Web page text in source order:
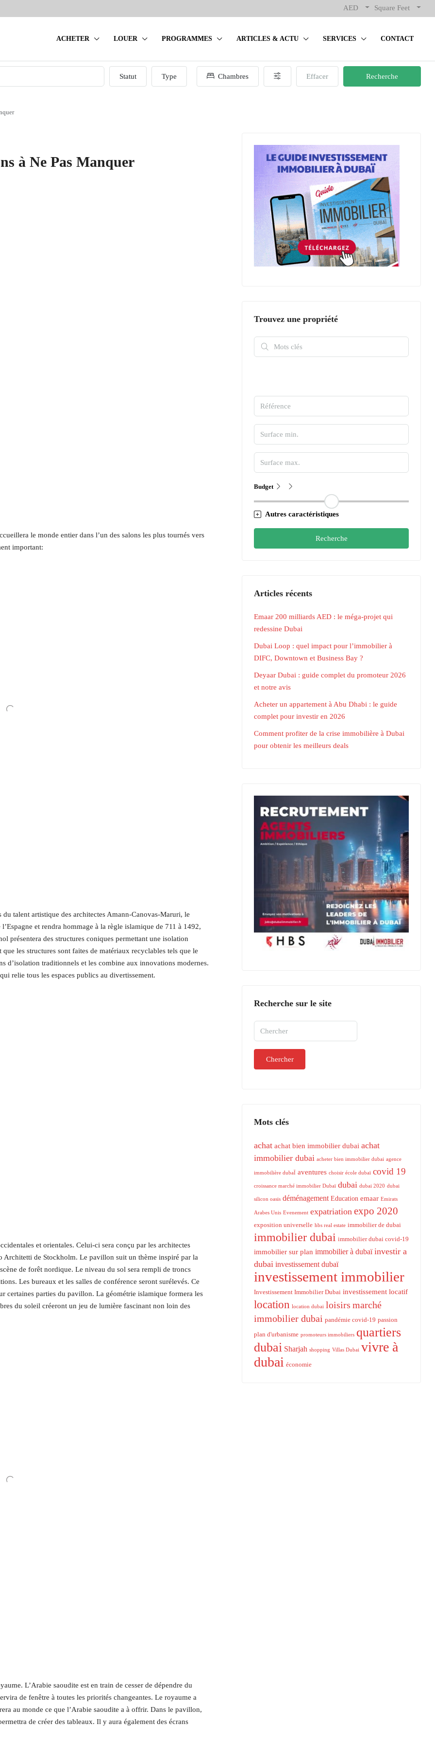
AED Square Feet
ACHETER LOUER PROGRAMMES ARTICLES & ACTU SERVICES CONTACT
Statut Type Chambres Effacer Recherche
à Ne Pas Manquer
le monde entier dans l’un des salons les plus tournés vers
important:
talent artistique des architectes Amann-Canovas-Maruri, le
et rendra hommage à la règle islamique de 711 à 1492,
présentera des structures coniques permettant une isolation
les structures sont faites de matériaux recyclables tels que le
d’isolation traditionnels et les combine aux innovations modernes.
relie tous les espaces publics au divertissement.
et orientales. Celui-ci sera conçu par les architectes
de Stockholm. Le pavillon suit un thème inspiré par la
de forêt nordique. Le niveau du sol sera rempli de troncs
Les bureaux et les salles de conférence seront surélevés. Ce
certaines parties du pavillon. La géométrie islamique formera les
du soleil créeront un jeu de lumière fascinant non loin des
L’Arabie saoudite est en train de cesser de dépendre du
de fenêtre à toutes les priorités changeantes. Le royaume a
au monde ce que l’Arabie saoudite a à offrir. Dans le pavillon,
de créer des tableaux. Il y aura également des écrans
Trouvez une propriété
Budget
Autres caractéristiques
Recherche
Articles récents
Emaar 200 milliards AED : le méga-projet qui
redessine Dubai
Dubai Loop : quel impact pour l’immobilier à
DIFC, Downtown et Business Bay ?
Deyaar Dubai : guide complet du promoteur 2026
et notre avis
Acheter un appartement à Abu Dhabi : le guide
complet pour investir en 2026
Comment profiter de la crise immobilière à Dubai
pour obtenir les meilleurs deals
Recherche sur le site
Chercher
Mots clés
achat achat bien immobilier dubai achat
immobilier dubai acheter bien immobilier dubai agence
immobilière dubaÏ aventures choisir école dubaï covid 19
croissance marché immobilier Dubaï dubai dubai 2020 dubai
silicon oasis déménagement Education emaar Emirats
Arabes Unis Evenement expatriation expo 2020
exposition universelle hbs real estate immobilier de dubai
immobilier dubai immobilier dubai covid-19
immobilier sur plan immobilier à dubaï investir a
dubai investissement dubaï
investissement immobilier
Investissement Immobilier Dubai investissement locatif
location location dubai loisirs marché
immobilier dubai pandémie covid-19 passion
plan d'urbanisme promoteurs immobiliers quartiers
dubai Sharjah shopping Villas Dubai vivre à
dubai économie